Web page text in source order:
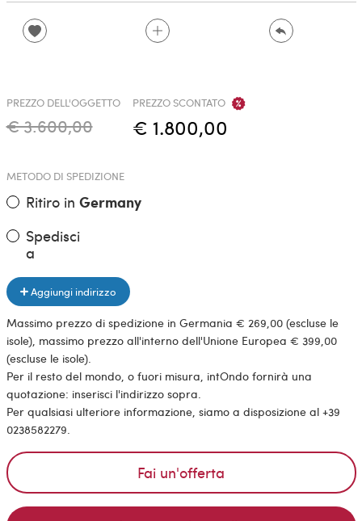
PREZZO DELL'OGGETTO
€ 3.600,00
PREZZO SCONTATO
€ 1.800,00
METODO DI SPEDIZIONE
Ritiro in Germany
Spedisci
a
Aggiungi indirizzo
Massimo prezzo di spedizione in Germania € 269,00 (escluse le
isole), massimo prezzo all'interno dell'Unione Europea € 399,00
(escluse le isole).
Per il resto del mondo, o fuori misura, intOndo fornirà una
quotazione: inserisci l'indirizzo sopra.
Per qualsiasi ulteriore informazione, siamo a disposizione al +39
0238582279.
Fai un'offerta